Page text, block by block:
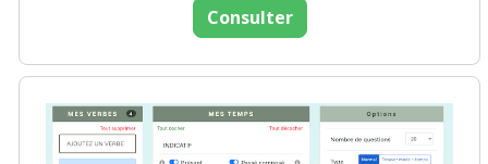
Consulter